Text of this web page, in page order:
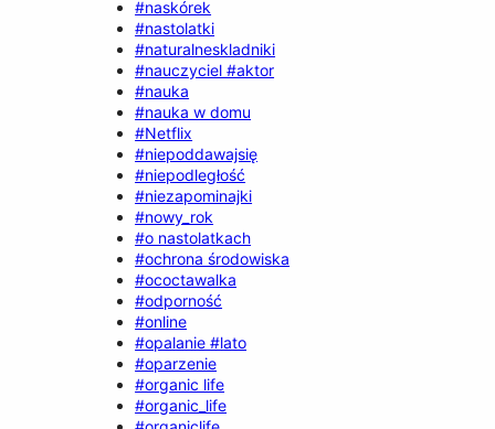
#naskórek
#nastolatki
#naturalneskladniki
#nauczyciel #aktor
#nauka
#nauka w domu
#Netflix
#niepoddawajsię
#niepodległość
#niezapominajki
#nowy_rok
#o nastolatkach
#ochrona środowiska
#ococtawalka
#odporność
#online
#opalanie #lato
#oparzenie
#organic life
#organic_life